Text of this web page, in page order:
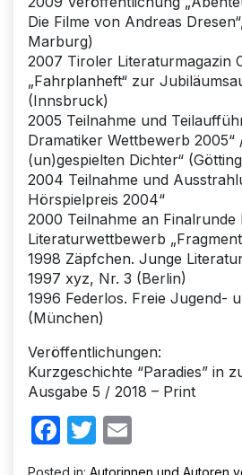
Die Filme von Andreas
Marburg)
2007 Tiroler Literaturmagazin
„Fahrplanheft“ zur
(Innsbruck)
2005 Teilnahme und
Dramatiker Wettbewerb 2005“
(un)gespielten Dichter“
2004 Teilnahme und
Hörspielpreis 2004“
2000 Teilnahme an Finalrunde
Literaturwettbewerb
1998 Zäpfchen. Junge
1997 xyz, Nr. 3 (Berlin)
1996 Federlos. Freie Jugend-
(München)
Veröffentlichungen:
Kurzgeschichte “Paradies” in
Ausgabe 5 / 2018 – Print
Facebook
Twitter
Posted in: Autorinnen und Autoren